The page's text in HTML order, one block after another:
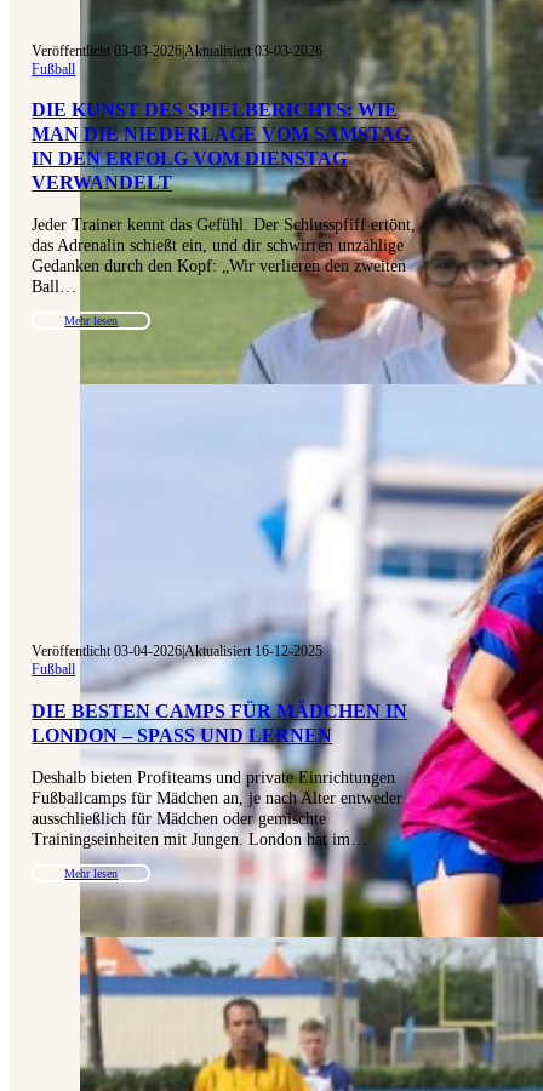
Veröffentlicht 03-03-2026|Aktualisiert 03-03-2026
Fußball
DIE KUNST DES SPIELBERICHTS: WIE
MAN DIE NIEDERLAGE VOM SAMSTAG
IN DEN ERFOLG VOM DIENSTAG
VERWANDELT
Jeder Trainer kennt das Gefühl. Der Schlusspfiff ertönt,
das Adrenalin schießt ein, und dir schwirren unzählige
Gedanken durch den Kopf: „Wir verlieren den zweiten
Ball…
Mehr lesen
Veröffentlicht 03-04-2026|Aktualisiert 16-12-2025
Fußball
DIE BESTEN CAMPS FÜR MÄDCHEN IN
LONDON – SPASS UND LERNEN
Deshalb bieten Profiteams und private Einrichtungen
Fußballcamps für Mädchen an, je nach Alter entweder
ausschließlich für Mädchen oder gemischte
Trainingseinheiten mit Jungen. London hat im…
Mehr lesen